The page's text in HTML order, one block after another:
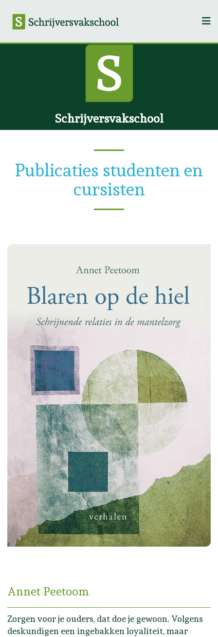
Schrijversvakschool
Publicaties studenten en
cursisten
Annet Peetoom
Zorgen voor je ouders, dat doe je gewoon. Volgens
deskundigen een ingebakken loyaliteit, maar